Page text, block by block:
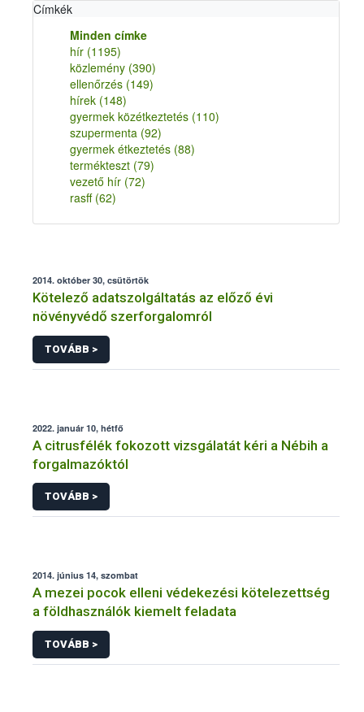
Címkék
Minden címke
hír (1195)
közlemény (390)
ellenőrzés (149)
hírek (148)
gyermek közétkeztetés (110)
szupermenta (92)
gyermek étkeztetés (88)
termékteszt (79)
vezető hír (72)
rasff (62)
2014. október 30, csütörtök
Kötelező adatszolgáltatás az előző évi
növényvédő szerforgalomról
TOVÁBB >
2022. január 10, hétfő
A citrusfélék fokozott vizsgálatát kéri a Nébih a
forgalmazóktól
TOVÁBB >
2014. június 14, szombat
A mezei pocok elleni védekezési kötelezettség
a földhasználók kiemelt feladata
TOVÁBB >